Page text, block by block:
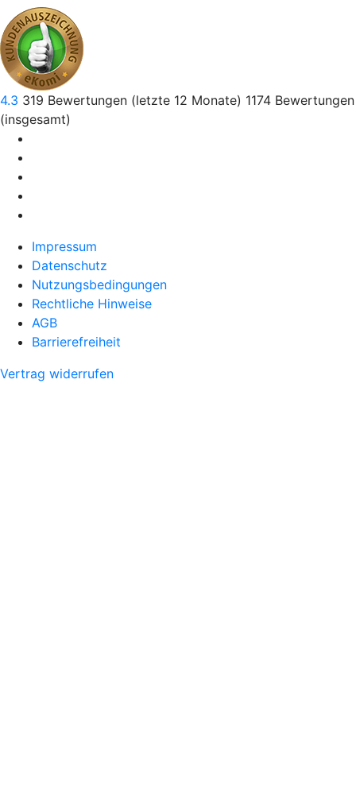
4.3 319 Bewertungen (letzte 12 Monate) 1174 Bewertungen
(insgesamt)
Impressum
Datenschutz
Nutzungsbedingungen
Rechtliche Hinweise
AGB
Barrierefreiheit
Vertrag widerrufen